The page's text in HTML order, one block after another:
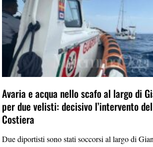
Avaria e acqua nello scafo al largo di
per due velisti: decisivo l’intervento
Costiera
Due diportisti sono stati soccorsi al largo di